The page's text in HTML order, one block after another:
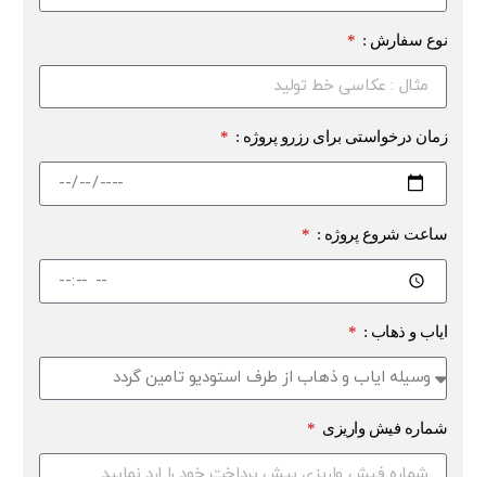
نوع سفارش :
زمان درخواستی برای رزرو پروژه :
ساعت شروع پروژه :
ایاب و ذهاب :
شماره فیش واریزی